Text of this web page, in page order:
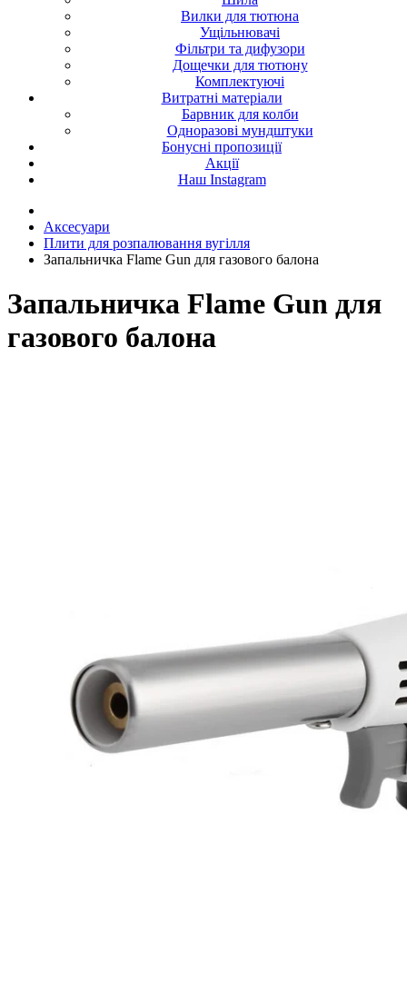
Вилки для тютюна
Ущільнювачі
Фільтри та дифузори
Дощечки для тютюну
Комплектуючі
Витратні матеріали
Барвник для колби
Одноразові мундштуки
Бонусні пропозиції
Акції
Наш Instagram
Аксесуари
Плити для розпалювання вугілля
Запальничка Flame Gun для газового балона
Запальничка Flame Gun для
газового балона